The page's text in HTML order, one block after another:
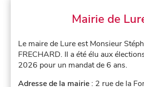
Mairie de
Le maire de Lure est Monsieur
FRECHARD. Il a été élu aux
2026 pour un mandat de 6 ans.
Adresse de la mairie : 2 rue de la